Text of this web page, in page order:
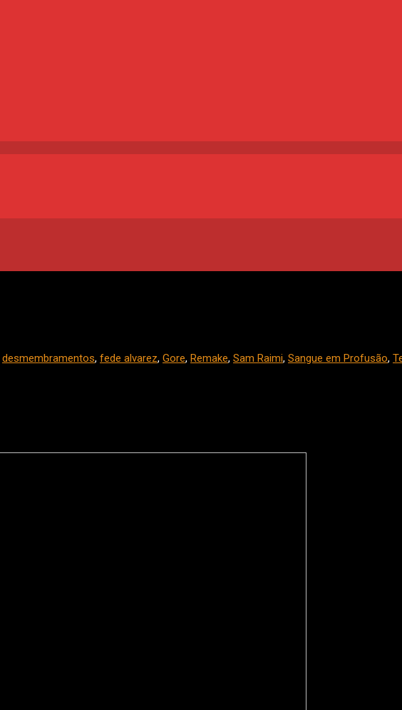
desmembramentos, fede alvarez, Gore, Remake, Sam Raimi, Sangue em Profusão,